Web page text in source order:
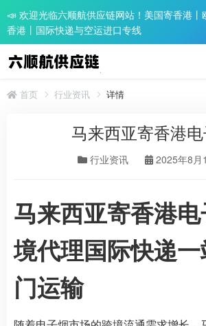
📣 欢迎光临六顺航供应链网站！美国寄香港
香港丨国际快递与空运进口专线
首页 行业资讯 详情
马来西亚寄香港
行业资讯 2025年8月
马来西亚寄香港
境代理国际快递
门运输